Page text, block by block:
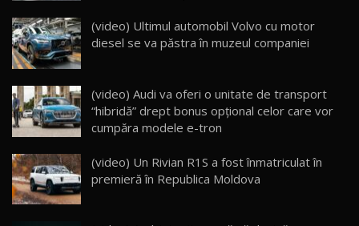
23
Lynk & Co 01 / Test Drive AutoBlog.MD
25:19
24
ZEEKR 009: Cel mai Performant și Confortabil
Van Electric Testat în Moldova / AutoBlog.MD
26:38
25
mai Exclusiv și Puternic Defender Testat în
Moldova
32:21
(video) Ultimul automobil Volvo cu motor
diesel se va păstra în muzeul companiei
(video) Audi va oferi o unitate de transport
“hibridă” drept bonus opţional celor care vor
cumpăra modele e-tron
(video) Un Rivian R1S a fost înmatriculat în
premieră în Republica Moldova